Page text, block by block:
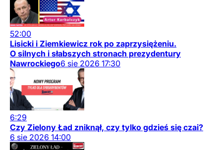
52:00
Lisicki i Ziemkiewicz rok po zaprzysiężeniu.
O silnych i słabszych stronach prezydentury
Nawrockiego6 sie 2026 17:30
6:29
Czy Zielony Ład zniknął, czy tylko gdzieś się czai?
6 sie 2026 14:00